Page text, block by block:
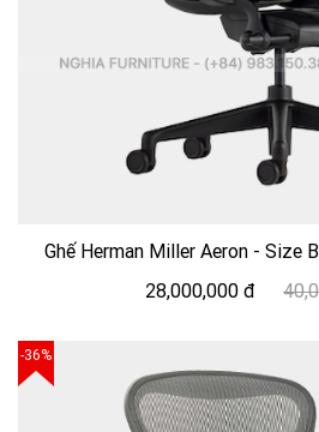
Ghế Herman Miller Aeron - Size
28,000,000 đ
-36%